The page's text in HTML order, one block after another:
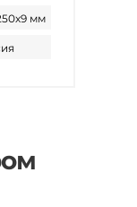
мм